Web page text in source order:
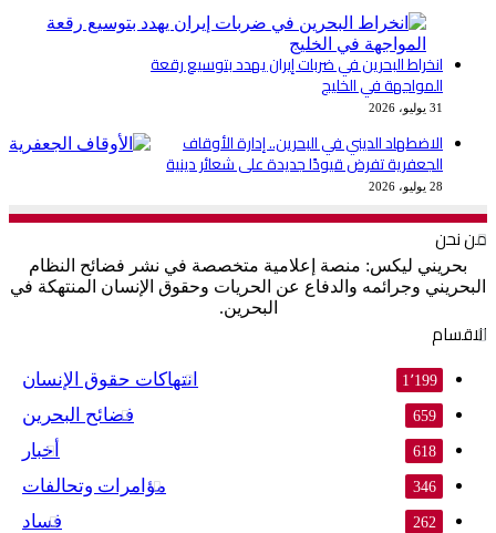
انخراط البحرين في ضربات إيران يهدد بتوسيع رقعة
المواجهة في الخليج
31 يوليو، 2026
الاضطهاد الديني في البحرين.. إدارة الأوقاف
الجعفرية تفرض قيودًا جديدة على شعائر دينية
28 يوليو، 2026
من نحن
بحريني ليكس: منصة إعلامية متخصصة في نشر فضائح النظام
البحريني وجرائمه والدفاع عن الحريات وحقوق الإنسان المنتهكة في
البحرين.
الاقسام
انتهاكات حقوق الإنسان 1٬199
فضائح البحرين 659
أخبار 618
مؤامرات وتحالفات 346
فساد 262